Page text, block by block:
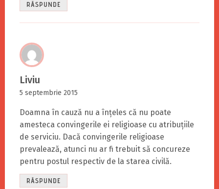
RĂSPUNDE
Liviu
5 septembrie 2015
Doamna în cauză nu a înțeles că nu poate
amesteca convingerile ei religioase cu atribuțiile
de serviciu. Dacă convingerile religioase
prevalează, atunci nu ar fi trebuit să concureze
pentru postul respectiv de la starea civilă.
RĂSPUNDE